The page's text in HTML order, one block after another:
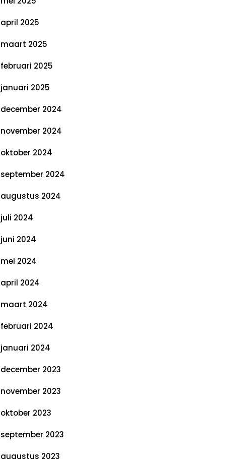
april 2025
maart 2025
februari 2025
januari 2025
december 2024
november 2024
oktober 2024
september 2024
augustus 2024
juli 2024
juni 2024
mei 2024
april 2024
maart 2024
februari 2024
januari 2024
december 2023
november 2023
oktober 2023
september 2023
augustus 2023